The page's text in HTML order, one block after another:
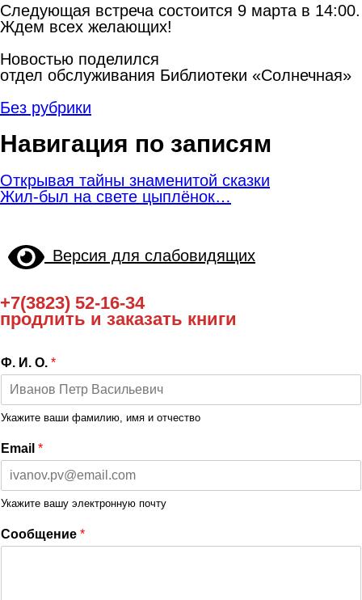
Следующая встреча состоится 9 марта в 14:00.
Ждем всех желающих!
Новостью поделился
отдел обслуживания Библиотеки «Солнечная»
Без рубрики
Навигация по записям
Открывая тайны знаменитой сказки
Жил-был на свете цыплёнок…
Версия для слабовидящих
+7(3823) 52-16-34
продлить и заказать книги
Ф. И. О. *
Укажите ваши фамилию, имя и отчество
Email *
Укажите вашу электронную почту
Сообщение *